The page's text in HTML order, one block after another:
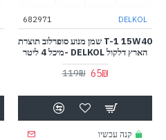
DELKOL
682971
T-1 15W40 שמן מנוע סופרלוב תוצרת
הארץ דלקול DELKOL -מיכל 4 ליטר
65₪
119₪
קנה עכשיו